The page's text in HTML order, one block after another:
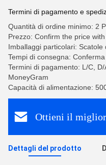
Termini di pagamento e
Quantità di ordine minimo: 2
Prezzo: Confirm the price
Imballaggi particolari: Scatole
Tempi di consegna:
Termini di pagamento: L/C, D/
MoneyGram
Capacità di alimentazione:
Ottieni il
Dettagli del prodotto